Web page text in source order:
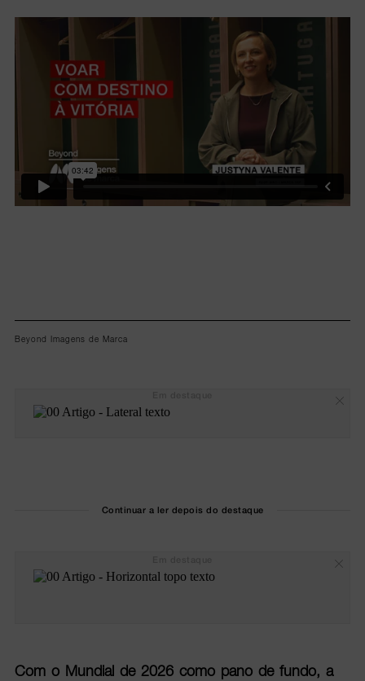
Lorem ipsum dolor sit amet, consectetur adipiscing elit.
Beyond Imagens de Marca
Continuar a ler depois do destaque
Com o Mundial de 2026 como pano de fundo, a